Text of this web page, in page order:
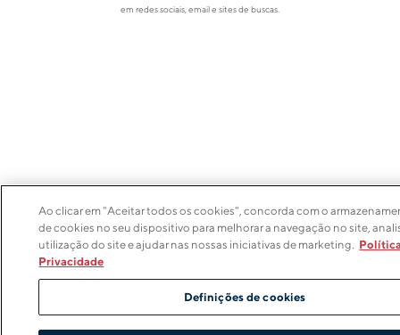
em redes sociais, email e sites de buscas.
Ao clicar em "Aceitar todos os cookies", concorda com o
de cookies no seu dispositivo para melhorar a navegação no site,
utilização do site e ajudar nas nossas iniciativas de marketing.
Privacidade
Definições de cookies